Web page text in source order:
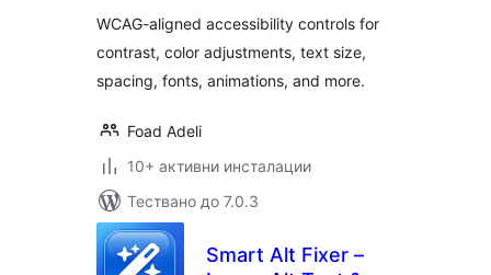
WCAG-aligned accessibility controls for
contrast, color adjustments, text size,
spacing, fonts, animations, and more.
Foad Adeli
10+ активни инсталации
Тествано до 7.0.3
Smart Alt Fixer –